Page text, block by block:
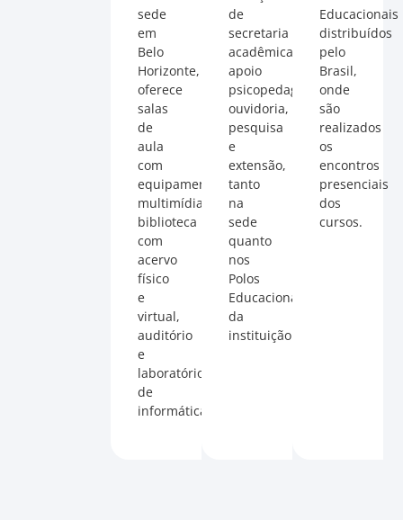
sede
em
Belo
Horizonte,
oferece
salas
de
aula
com
equipamentos
multimídia,
biblioteca
com
acervo
físico
e
virtual,
auditório
e
laboratório
de
informática.
de
secretaria
acadêmica,
apoio
psicopedagógico,
ouvidoria,
pesquisa
e
extensão,
tanto
na
sede
quanto
nos
Polos
Educacionais
da
instituição.
Educacionais
distribuídos
pelo
Brasil,
onde
são
realizados
os
encontros
presenciais
dos
cursos.